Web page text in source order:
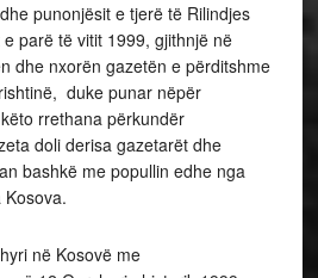
punonjësit e tjerë të Rilindjes
parë të vitit 1999, gjithnjë në
dhe nxorën gazetën e përditshme
duke punar nëpër
rrethana përkundër
doli derisa gazetarët dhe
bashkë me popullin edhe nga
në Kosovë me